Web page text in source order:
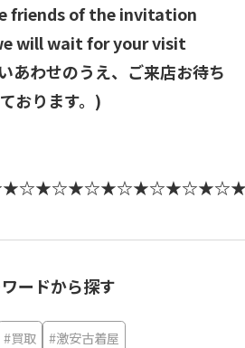
friends of the invitation
will wait for your visit
あわせのうえ、ご来店お待ち
おります。)
ードから探す
#買取
#激安古着屋